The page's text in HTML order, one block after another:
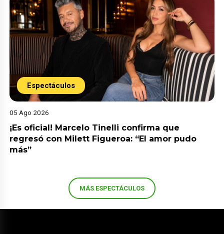
Espectáculos
05 Ago 2026
¡Es oficial! Marcelo Tinelli confirma que
regresó con Milett Figueroa: “El amor pudo
más”
MÁS ESPECTÁCULOS